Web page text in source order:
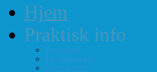
Hjem
Praktisk info
Terminliste
Tid, sted og pris
Styre og verv